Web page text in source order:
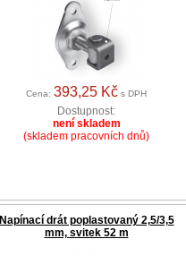
Cena: 393,25 Kč s DPH
Dostupnost:
není skladem
(skladem pracovních dnů)
Napínací drát poplastovaný 2,5/3,5
mm, svitek 52 m